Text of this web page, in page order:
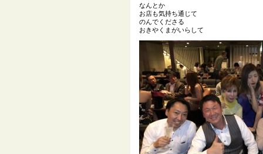
なんとか
お店も気持ち通じて
のんでくださる
おきやくまがいらして